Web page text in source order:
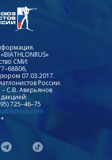
СМИ:
07.03.2017.
России.
С.В. Аверьянов
725–46–75